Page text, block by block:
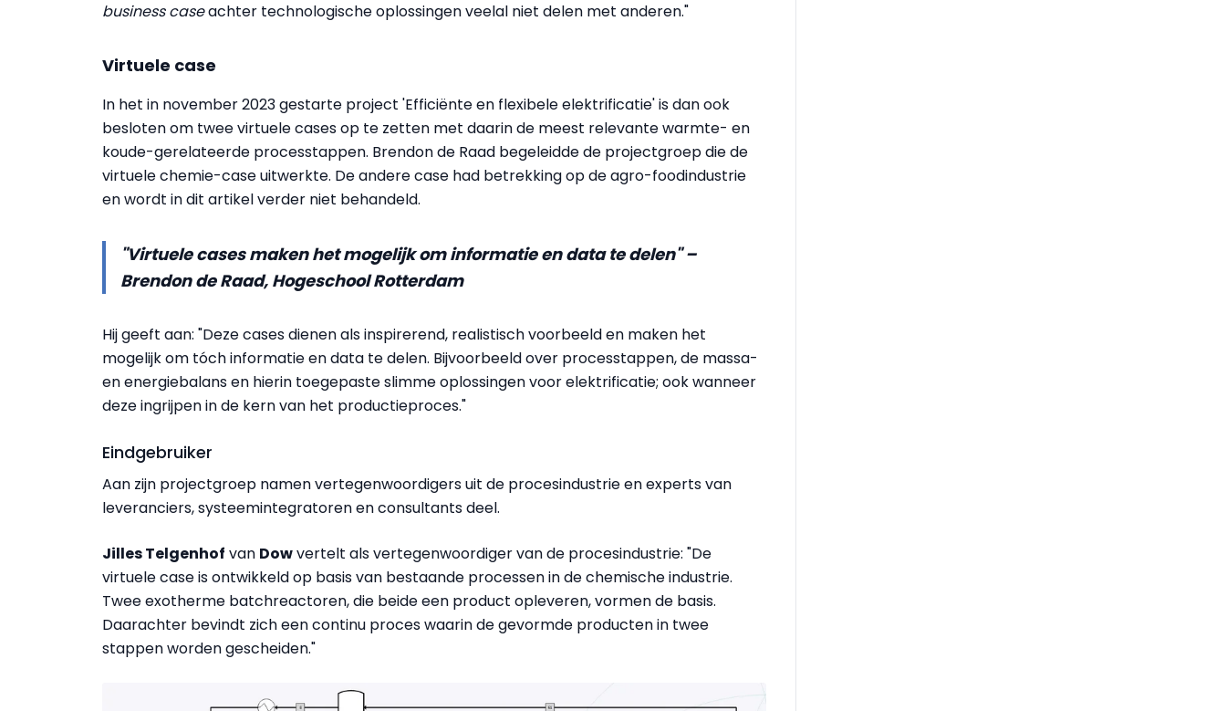
business caseachter technologische oplossingen veelal niet delen met anderen."
Virtuele case
In het in november 2023 gestarte project 'Efficiënte en flexibele elektrificatie' is dan ook
besloten om twee virtuele cases op te zetten met daarin de meest relevante warmte- en
koude-gerelateerde processtappen. Brendon de Raad begeleidde de projectgroep die de
virtuele chemie-case uitwerkte. De andere case had betrekking op de agro-foodindustrie
en wordt in dit artikel verder niet behandeld.
"Virtuele cases maken het mogelijk om informatie en data te delen" –
Brendon de Raad, Hogeschool Rotterdam
Hij geeft aan: "Deze cases dienen als inspirerend, realistisch voorbeeld en maken het
mogelijk om tóch informatie en data te delen. Bijvoorbeeld over processtappen, de massa-
en energiebalans en hierin toegepaste slimme oplossingen voor elektrificatie; ook wanneer
deze ingrijpen in de kern van het productieproces."
Eindgebruiker
Aan zijn projectgroep namen vertegenwoordigers uit de procesindustrie en experts van
leveranciers, systeemintegratoren en consultants deel.
Jilles Telgenhof van Dowvertelt als vertegenwoordiger van de procesindustrie: "De
virtuele case is ontwikkeld op basis van bestaande processen in de chemische industrie.
Twee exotherme batchreactoren, die beide een product opleveren, vormen de basis.
Daarachter bevindt zich een continu proces waarin de gevormde producten in twee
stappen worden gescheiden."